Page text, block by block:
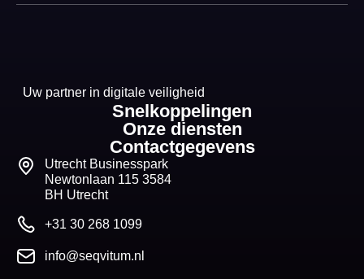
Uw partner in digitale veiligheid
Snelkoppelingen
Onze diensten
Contactgegevens
Utrecht Businesspark
Newtonlaan 115 3584
BH Utrecht
+31 30 268 1099
info@seqvitum.nl